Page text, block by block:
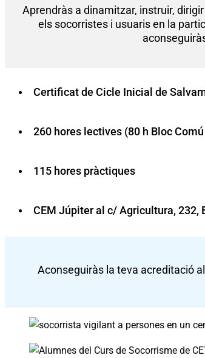
Aprendràs a dinamitzar, instruir,
els socorristes i usuaris en la
Certificat de Cicle Inicial de
260 hores lectives (80 h Bloc
115 hores pràctiques
CEM Júpiter al c/ Agricultura, 232,
Aconseguiràs la teva acreditació al